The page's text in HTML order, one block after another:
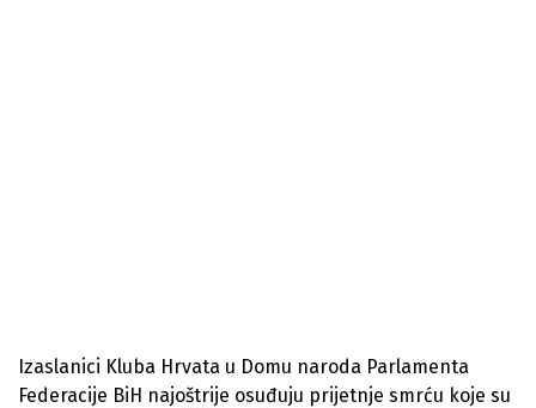
Izaslanici Kluba Hrvata u Domu naroda Parlamenta
Federacije BiH najoštrije osuđuju prijetnje smrću koje su